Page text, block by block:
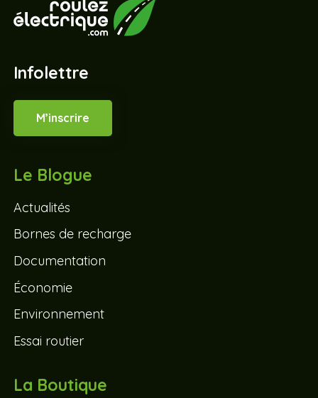
Infolettre
M’inscrire
Le Blogue
Actualités
Bornes de recharge
Documentation
Économie
Environnement
Essai routier
La Boutique